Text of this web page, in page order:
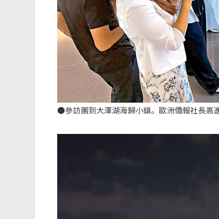
●參訪團到大澤湖海歸小鎮。歐洲僑報社長高